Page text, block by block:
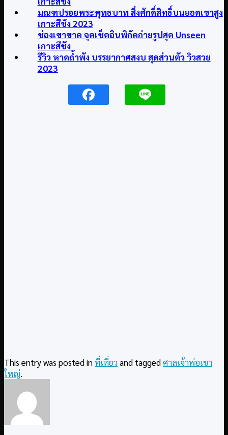
มณฑปรอยพระพุทธบาท สิ่งศักดิ์สิทธิ์บนยอดเขาสูง
เกาะสีชัง 2023
ช่องเขาขาด จุดเช็คอินพิกัดถ่ายรูปสุด Unseen
เกาะสีชัง
รีวิว หาดถ้ำพัง บรรยากาศสงบ สุดส่วนตัว วิวสวย
2023
This entry was posted inที่เที่ยวand taggedศาลเจ้าพ่อเขา
ใหญ่.